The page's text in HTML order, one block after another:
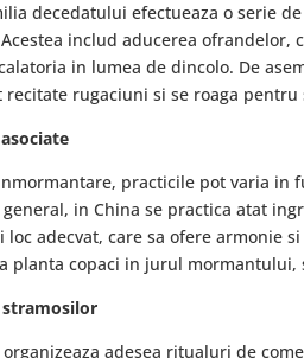
decedatului efectueaza o serie
includ aducerea
in lumea de dincolo. De
rugaciuni si se roaga
practicile pot varia
in China se practica atat
adecvat, care sa ofere armonie
planta copaci in jurul
stramosilor
adesea ritualuri de